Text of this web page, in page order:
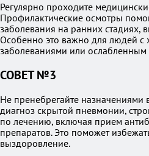
Регулярно проходите
Профилактические осмотры
заболевания на ранних стадиях,
Особенно это важно для людей с
заболеваниями или ослабленным
СОВЕТ №3
Не пренебрегайте назначениями
диагноз скрытой пневмонии,
по лечению, включая прием
препаратов. Это поможет
выздоровление.